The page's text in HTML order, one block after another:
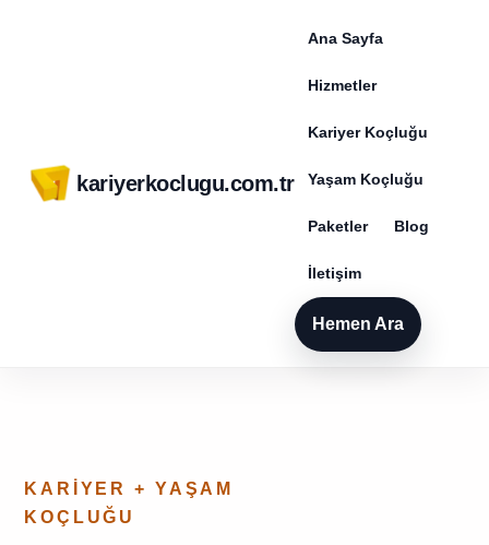
kariyerkoclugu.com.tr
Ana Sayfa
Hizmetler
Kariyer Koçluğu
Yaşam Koçluğu
Paketler Blog
İletişim
Hemen Ara
KARIYER + YAŞAM
KOÇLUĞU